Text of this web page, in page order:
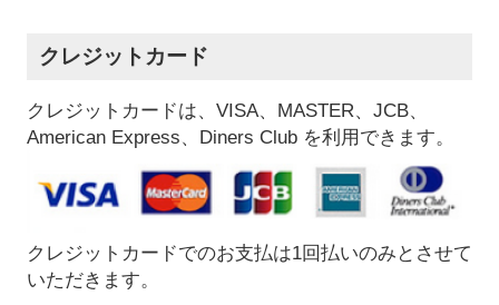
クレジットカード
クレジットカードは、VISA、MASTER、JCB、
American Express、Diners Club を利用できます。
クレジットカードでのお支払は1回払いのみとさせて
いただきます。